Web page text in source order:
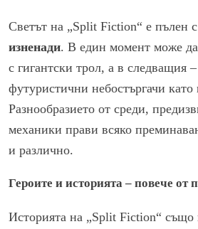
Светът на „Split Fiction“ е пълен с
изненади. В един момент може
с гигантски трол, а в следващия
футуристични небостъргачи
Разнообразието от среди,
механики прави всяко
и различно.
Героите и историята – повече от
Историята на „Split Fiction“ също